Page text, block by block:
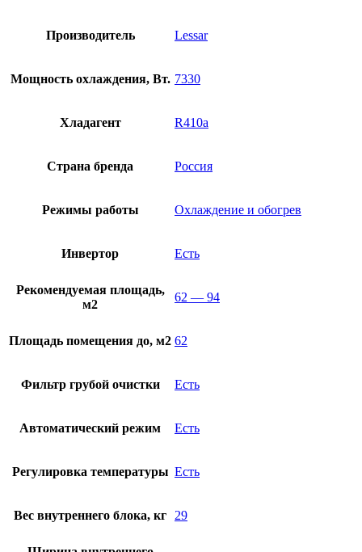
Производитель Lessar
Мощность охлаждения, Вт. 7330
Хладагент R410a
Страна бренда Россия
Режимы работы Охлаждение и обогрев
Инвертор Есть
Рекомендуемая площадь,
м2
62 — 94
Площадь помещения до, м2 62
Фильтр грубой очистки Есть
Автоматический режим Есть
Регулировка температуры Есть
Вес внутреннего блока, кг 29